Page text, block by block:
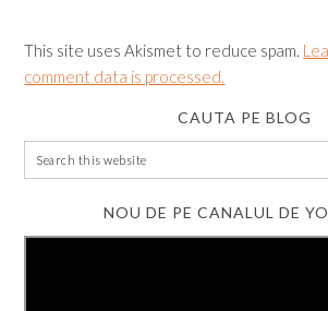
This site uses Akismet to reduce spam.
comment data is processed.
CAUTA PE BLOG
NOU DE PE CANALUL DE